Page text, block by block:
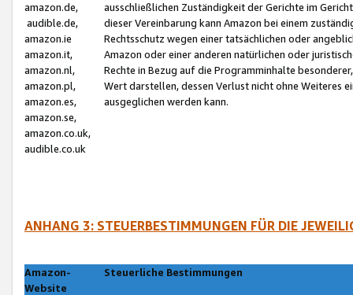
amazon.de,
audible.de,
amazon.ie
amazon.it,
amazon.nl,
amazon.pl,
amazon.es,
amazon.se,
amazon.co.uk,
audible.co.uk
ausschließlichen Zuständigkeit der Gerichte im
dieser Vereinbarung kann Amazon bei einem
Rechtsschutz wegen einer tatsächlichen oder
Amazon oder einer anderen natürlichen oder
Rechte in Bezug auf die Programminhalte
Wert darstellen, dessen Verlust nicht ohne Weiteres
ausgeglichen werden kann.
ANHANG 3: STEUERBESTIMMUNGEN FÜR DIE
Amazon-
Website
Steuerliche Bestimmungen